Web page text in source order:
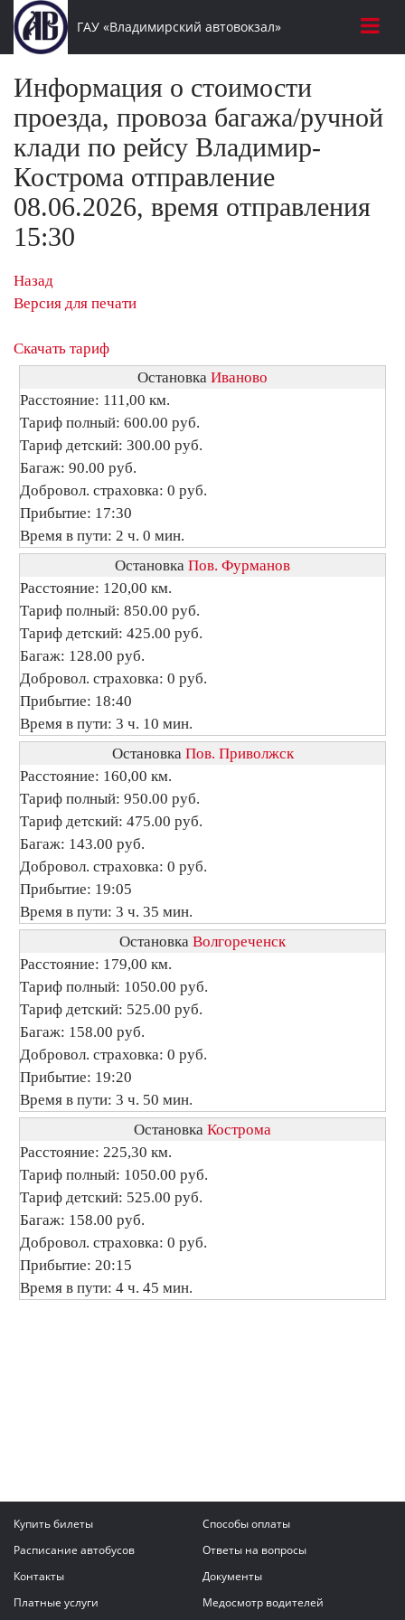
ГАУ «Владимирский автовокзал»
Информация о стоимости
проезда, провоза багажа/ручной
клади по рейсу Владимир-
Кострома отправление
08.06.2026, время отправления
15:30
Назад
Версия для печати
Скачать тариф
Остановка Иваново
Расстояние: 111,00 км.
Тариф полный: 600.00 руб.
Тариф детский: 300.00 руб.
Багаж: 90.00 руб.
Добровол. страховка: 0 руб.
Прибытие: 17:30
Время в пути: 2 ч. 0 мин.
Остановка Пов. Фурманов
Расстояние: 120,00 км.
Тариф полный: 850.00 руб.
Тариф детский: 425.00 руб.
Багаж: 128.00 руб.
Добровол. страховка: 0 руб.
Прибытие: 18:40
Время в пути: 3 ч. 10 мин.
Остановка Пов. Приволжск
Расстояние: 160,00 км.
Тариф полный: 950.00 руб.
Тариф детский: 475.00 руб.
Багаж: 143.00 руб.
Добровол. страховка: 0 руб.
Прибытие: 19:05
Время в пути: 3 ч. 35 мин.
Остановка Волгореченск
Расстояние: 179,00 км.
Тариф полный: 1050.00 руб.
Тариф детский: 525.00 руб.
Багаж: 158.00 руб.
Добровол. страховка: 0 руб.
Прибытие: 19:20
Время в пути: 3 ч. 50 мин.
Остановка Кострома
Расстояние: 225,30 км.
Тариф полный: 1050.00 руб.
Тариф детский: 525.00 руб.
Багаж: 158.00 руб.
Добровол. страховка: 0 руб.
Прибытие: 20:15
Время в пути: 4 ч. 45 мин.
Купить билеты
Способы оплаты
Расписание автобусов
Ответы на вопросы
Контакты
Документы
Платные услуги
Медосмотр водителей